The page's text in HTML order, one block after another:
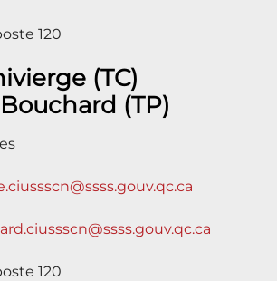
120
(TC)
(TP)
120